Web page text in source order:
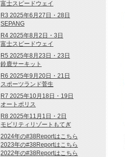
富士スピードウェイ
R3 2025年6月27日・28日
SEPANG
R4 2025年8月2日・3日
富士スピードウェイ
R5 2025年8月23日・23日
鈴鹿サーキット
R6 2025年9月20日・21日
スポーツランド菅生
R7 2025年10月18日・19日
オートポリス
R8 2025年11月1日・2日
モビリティリゾートもてぎ
2024年の#38Reportはこちら
2023年の#38Reportはこちら
2022年の#38Reportはこちら